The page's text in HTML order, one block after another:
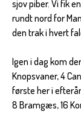
sjov piber. Vi fik
rundt nord for
den trak i hvert
Igen i dag kom
Knopsvaner, 4
første her i
8 Bramgæs, 16